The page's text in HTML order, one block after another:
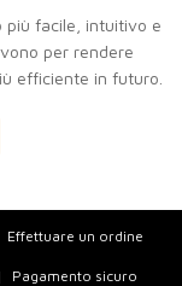
più facile, intuitivo e
per rendere
efficiente in futuro.
Effettuare un ordine
Pagamento sicuro